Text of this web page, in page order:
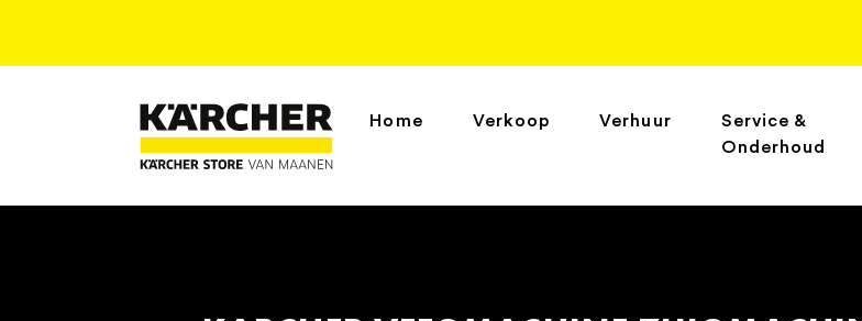
Home Verkoop Verhuur
Service &
Onderhoud